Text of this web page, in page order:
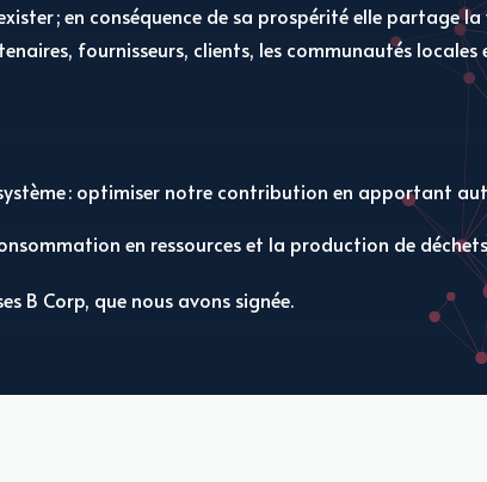
; en conséquence de sa prospérité elle partage la
fournisseurs, clients, les communautés locales
: optimiser notre contribution en apportant
en ressources et la production de
B Corp, que nous avons signée.